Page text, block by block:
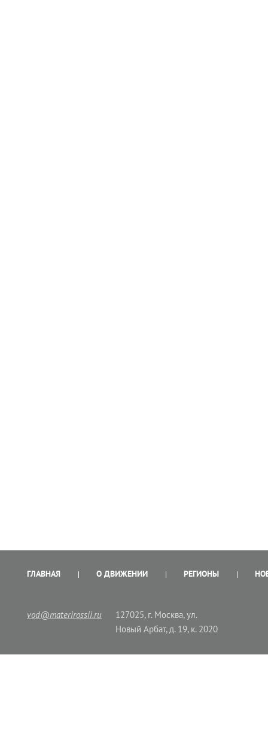
ГЛАВНАЯ О ДВИЖЕНИИ РЕГИОНЫ
vod@materirossii.ru
127025, г. Москва, ул.
Новый Арбат, д. 19, к. 2020